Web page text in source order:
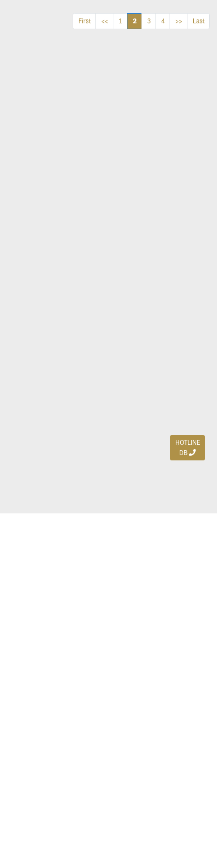
First << 1 2 3 4 >> Last
HOTLINE
DB